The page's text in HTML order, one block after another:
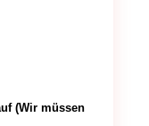
(Wir müssen